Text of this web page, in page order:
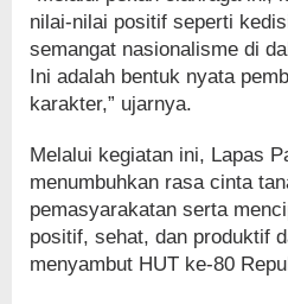
nilai-nilai positif seperti
semangat nasionalisme di
Ini adalah bentuk nyata
karakter,” ujarnya.
Melalui kegiatan ini, Lapas
menumbuhkan rasa cinta
pemasyarakatan serta
positif, sehat, dan produktif
menyambut HUT ke-80